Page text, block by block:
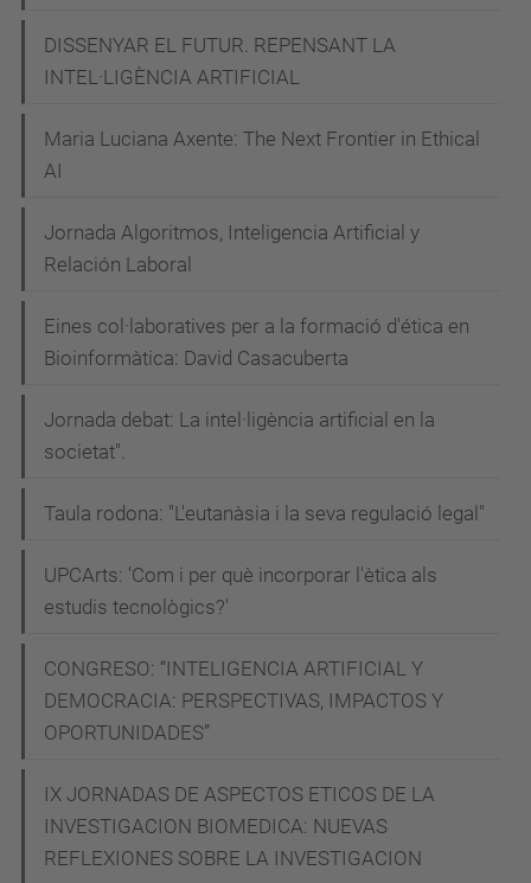
DISSENYAR EL FUTUR. REPENSANT LA
INTEL·LIGÈNCIA ARTIFICIAL
Maria Luciana Axente: The Next Frontier in Ethical
AI
Jornada Algoritmos, Inteligencia Artificial y
Relación Laboral
Eines col·laboratives per a la formació d'ética en
Bioinformàtica: David Casacuberta
Jornada debat: La intel·ligència artificial en la
societat".
Taula rodona: "L'eutanàsia i la seva regulació legal"
UPCArts: 'Com i per què incorporar l'ètica als
estudis tecnològics?'
CONGRESO: “INTELIGENCIA ARTIFICIAL Y
DEMOCRACIA: PERSPECTIVAS, IMPACTOS Y
OPORTUNIDADES”
IX JORNADAS DE ASPECTOS ETICOS DE LA
INVESTIGACION BIOMEDICA: NUEVAS
REFLEXIONES SOBRE LA INVESTIGACION